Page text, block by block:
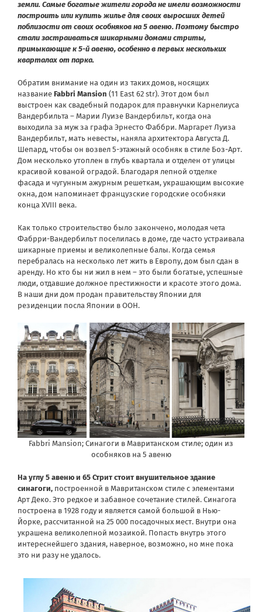
земли. Самые богатые жители города не имели возможности
построить или купить жилье для своих выросших детей
поблизости от своих особняков на 5 авеню. Поэтому быстро
стали застраиваться шикарными домами стриты,
примыкающие к 5-й авеню, особенно в первых нескольких
кварталах от парка.
Обратим внимание на один из таких домов, носящих
название Fabbri Mansion (11 East 62 str). Этот дом был
выстроен как свадебный подарок для правнучки Карнелиуса
Вандербильта – Марии Луизе Вандербильт, когда она
выходила за муж за графа Эрнесто Фаббри. Маргарет Луиза
Вандербильт, мать невесты, наняла архитектора Августа Д.
Шепард, чтобы он возвел 5-этажный особняк в стиле Боз-Арт.
Дом несколько утоплен в глубь квартала и отделен от улицы
красивой кованой оградой. Благодаря лепной отделке
фасада и чугунным ажурным решеткам, украшающим высокие
окна, дом напоминает французские городские особняки
конца XVIII века.
Как только строительство было закончено, молодая чета
Фабрри-Вандербильт поселилась в доме, где часто устраивала
шикарные приемы и великолепные балы. Когда семья
перебралась на несколько лет жить в Европу, дом был сдан в
аренду. Но кто бы ни жил в нем – это были богатые, успешные
люди, отдавшие должное престижности и красоте этого дома.
В наши дни дом продан правительству Японии для
резиденции посла Японии в ООН.
Fabbri Mansion; Синагоги в Мавританском стиле; один из
особняков на 5 авеню
На углу 5 авеню и 65 Стрит стоит внушительное здание
синагоги, построенной в Мавританском стиле с элементами
Арт Деко. Это редкое и забавное сочетание стилей. Синагога
построена в 1928 году и является самой большой в Нью-
Йорке, рассчитанной на 25 000 посадочных мест. Внутри она
украшена великолепной мозаикой. Попасть внутрь этого
интереснейшего здания, наверное, возможно, но мне пока
это ни разу не удалось.